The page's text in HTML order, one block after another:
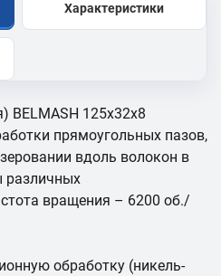
Характеристики
BELMASH 125х32х8
прямоугольных пазов,
вдоль волокон в
различных
вращения – 6200 об./
обработку (никель-